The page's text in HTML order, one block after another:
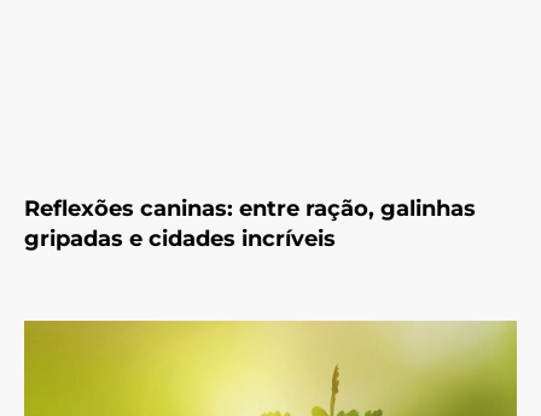
Reflexões caninas: entre ração, galinhas
gripadas e cidades incríveis